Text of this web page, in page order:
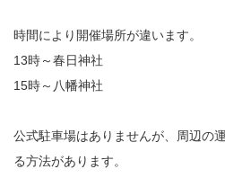
時間により開催場所が違います。
13時～春日神社
15時～八幡神社
公式駐車場はありませんが、周辺の
る方法があります。